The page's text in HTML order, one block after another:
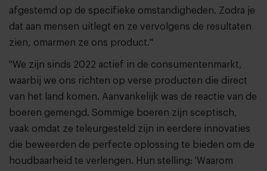
afgestemd op de specifieke omstandigheden. Zodra je
dat aan mensen uitlegt en ze vervolgens de resultaten
zien, omarmen ze ons product."
"We zijn sinds 2022 actief in de consumentenmarkt,
waarbij we ons richten op verse producten die direct
van het land komen. Aanvankelijk was de reactie van de
boeren gemengd. Sommige boeren zijn sceptisch,
vaak omdat ze teleurgesteld zijn in eerdere innovaties
die beweerden de perfecte oplossing te bieden om de
houdbaarheid te verlengen. Hun stelling: 'Waarom